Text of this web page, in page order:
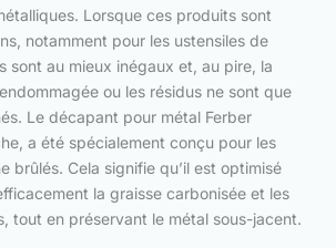
Lorsque ces produits sont
notamment pour les ustensiles de
sont au mieux inégaux et, au pire, la
ou les résidus ne sont que
Le décapant pour métal Ferber
a été spécialement conçu pour les
brûlés. Cela signifie qu’il est optimisé
la graisse carbonisée et les
tout en préservant le métal sous-jacent.